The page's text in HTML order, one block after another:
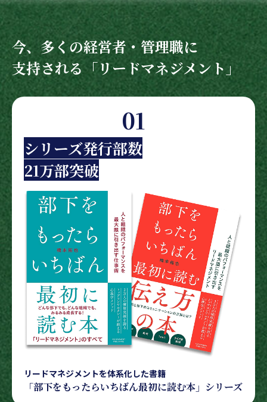
今、多くの経営者・管理職に
支持される「リードマネジメント」
01
シリーズ発行部数
21万部突破
リードマネジメントを体系化した書籍
「部下をもったらいちばん最初に読む本」シリーズ